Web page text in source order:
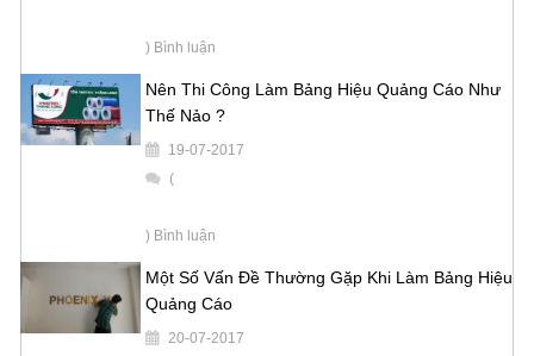
) Bình luận
Nên Thi Công Làm Bảng Hiệu Quảng Cáo Như
Thế Nảo ?
19-07-2017
(
) Bình luận
Một Số Vấn Đề Thường Gặp Khi Làm Bảng Hiệu
Quảng Cáo
20-07-2017